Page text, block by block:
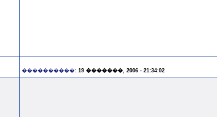
����������: 19 �������, 2006 - 21:34:02